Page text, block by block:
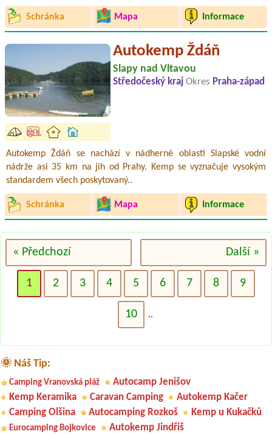
Schránka Mapa Informace
Autokemp Ždáň
Slapy nad Vltavou
Středočeský kraj Okres Praha-západ
Autokemp Ždáň se nachází v nádherné oblasti Slapské vodní
nádrže asi 35 km na jih od Prahy. Kemp se vyznačuje vysokým
standardem všech poskytovaný..
Schránka Mapa Informace
« Předchozí Další »
1 2 3 4 5 6 7 8 9
10 ..
🌞 Náš Tip:
Camping Vranovská pláž
Autocamp Jenišov
Kemp Keramika
Caravan Camping
Autokemp Kačer
Camping Olšina
Autocamping Rozkoš Kemp u Kukačků
Eurocamping Bojkovice
Autokemp Jindřiš